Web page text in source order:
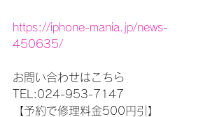
https://iphone-mania.jp/news-
450635/
お問い合わせはこちら
TEL:024-953-7147
【予約で修理料金500円引】